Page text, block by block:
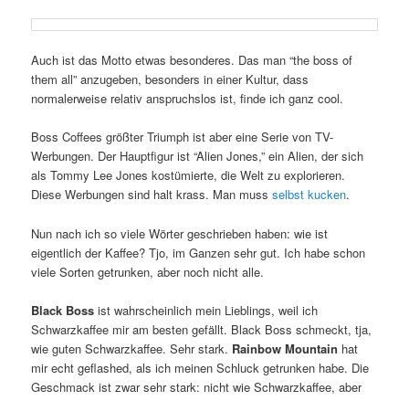
Auch ist das Motto etwas besonderes. Das man “the boss of
them all” anzugeben, besonders in einer Kultur, dass
normalerweise relativ anspruchslos ist, finde ich ganz cool.
Boss Coffees größter Triumph ist aber eine Serie von TV-
Werbungen. Der Hauptfigur ist “Alien Jones,” ein Alien, der sich
als Tommy Lee Jones kostümierte, die Welt zu explorieren.
Diese Werbungen sind halt krass. Man mussselbst kucken.
Nun nach ich so viele Wörter geschrieben haben: wie ist
eigentlich der Kaffee? Tjo, im Ganzen sehr gut. Ich habe schon
viele Sorten getrunken, aber noch nicht alle.
Black Boss ist wahrscheinlich mein Lieblings, weil ich
Schwarzkaffee mir am besten gefällt. Black Boss schmeckt, tja,
wie guten Schwarzkaffee. Sehr stark. Rainbow Mountain hat
mir echt geflashed, als ich meinen Schluck getrunken habe. Die
Geschmack ist zwar sehr stark: nicht wie Schwarzkaffee, aber